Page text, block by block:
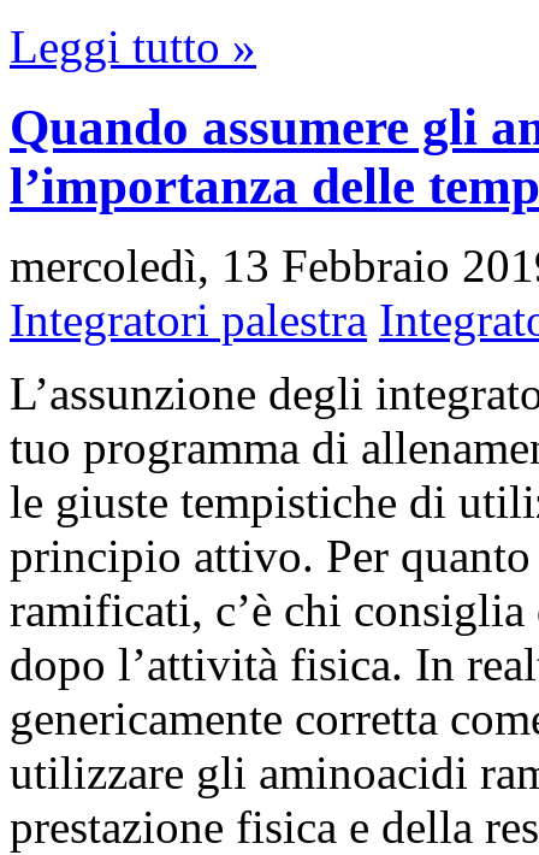
Leggi tutto »
Quando assumere gli
l’importanza delle
mercoledì, 13 Febbraio
Integratori palestra
L’assunzione degli
tuo programma di
le giuste tempistiche di
principio attivo. Per
ramificati, c’è chi
dopo l’attività fisica. In
genericamente corretta
utilizzare gli aminoacidi
prestazione fisica e della